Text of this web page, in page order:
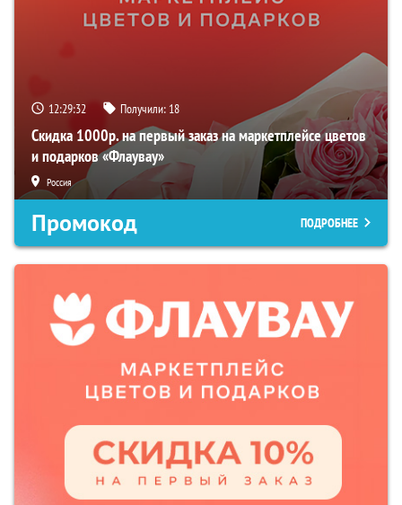
12:29:31 Получили: 18
Скидка 1000р. на первый заказ на маркетплейсе цветов
и подарков «Флаувау»
Россия
Промокод ПОДРОБНЕЕ